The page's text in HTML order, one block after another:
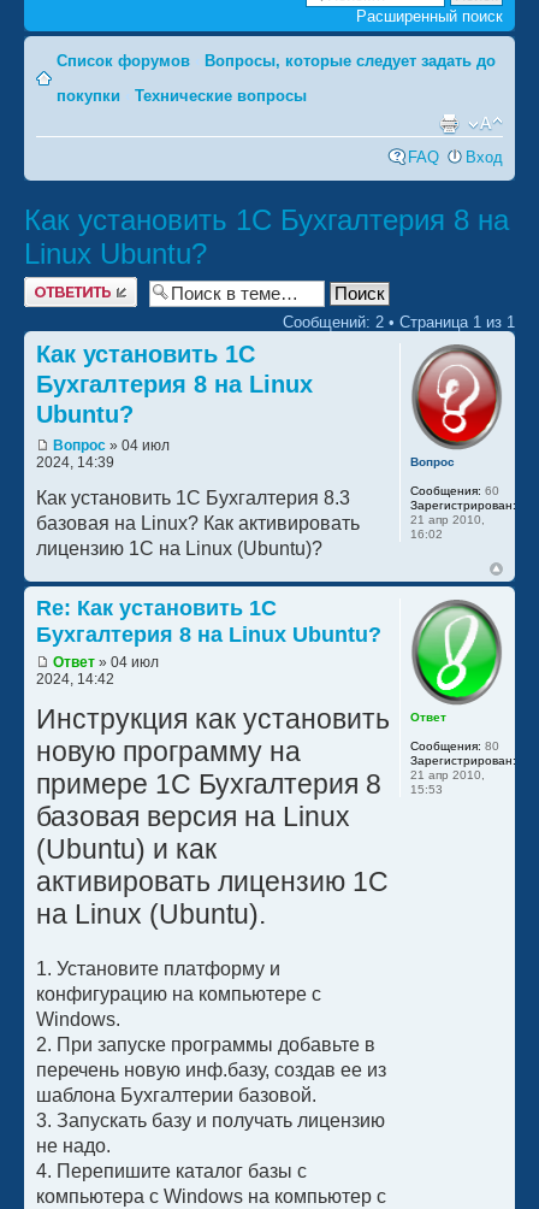
Расширенный поиск
Список форумов
Вопросы, которые следует задать до
покупки
Технические вопросы
FAQ Вход
Как установить 1С Бухгалтерия 8 на
Linux Ubuntu?
Ответить
Сообщений: 2 • Страница 1 из 1
Как установить 1С
Бухгалтерия 8 на Linux
Ubuntu?
Вопрос » 04 июл
2024, 14:39
Как установить 1С Бухгалтерия 8.3
базовая на Linux? Как активировать
лицензию 1С на Linux (Ubuntu)?
Вопрос
Сообщения: 60
Зарегистрирован:
21 апр 2010,
16:02
Re: Как установить 1С
Бухгалтерия 8 на Linux Ubuntu?
Ответ » 04 июл
2024, 14:42
Инструкция как установить
новую программу на
примере 1С Бухгалтерия 8
базовая версия на Linux
(Ubuntu) и как
активировать лицензию 1С
на Linux (Ubuntu).
1. Установите платформу и
конфигурацию на компьютере с
Windows.
2. При запуске программы добавьте в
перечень новую инф.базу, создав ее из
шаблона Бухгалтерии базовой.
3. Запускать базу и получать лицензию
не надо.
4. Перепишите каталог базы с
компьютера с Windows на компьютер с
Ответ
Сообщения: 80
Зарегистрирован:
21 апр 2010,
15:53